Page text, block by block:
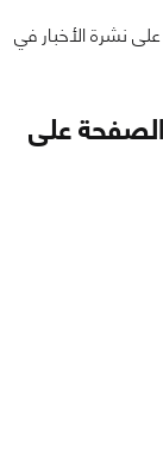
نشرة الأخبار في
على